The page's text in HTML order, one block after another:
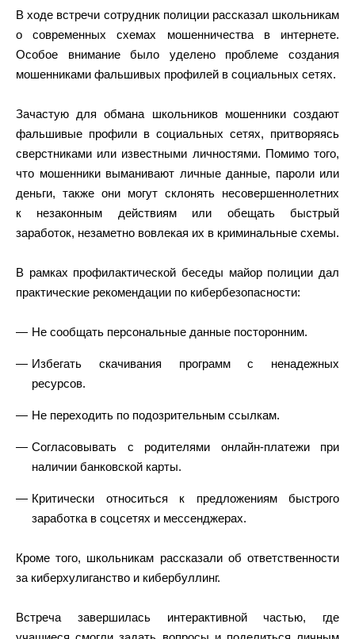
В ходе встречи сотрудник полиции рассказал школьникам
о современных схемах мошенничества в интернете.
Особое внимание было уделено проблеме создания
мошенниками фальшивых профилей в социальных сетях.
Зачастую для обмана школьников мошенники создают
фальшивые профили в социальных сетях, притворяясь
сверстниками или известными личностями. Помимо того,
что мошенники выманивают личные данные, пароли или
деньги, также они могут склонять несовершеннолетних
к незаконным действиям или обещать быстрый
заработок, незаметно вовлекая их в криминальные схемы.
В рамках профилактической беседы майор полиции дал
практические рекомендации по кибербезопасности:
Не сообщать персональные данные посторонним.
Избегать скачивания программ с ненадежных
ресурсов.
Не переходить по подозрительным ссылкам.
Согласовывать с родителями онлайн-платежи при
наличии банковской карты.
Критически относиться к предложениям быстрого
заработка в соцсетях и мессенджерах.
Кроме того, школьникам рассказали об ответственности
за киберхулиганство и кибербуллинг.
Встреча завершилась интерактивной частью, где